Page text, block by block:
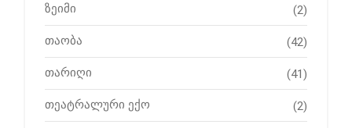
ზეიმი (2)
თაობა (42)
თარიღი (41)
თეატრალური ექო (2)